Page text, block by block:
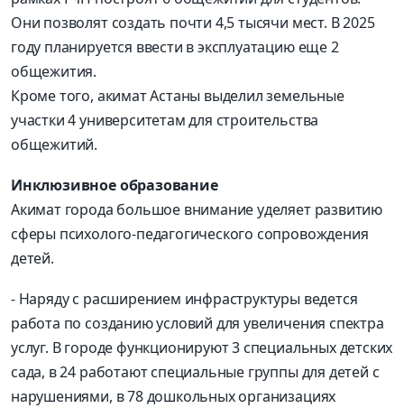
Они позволят создать почти 4,5 тысячи мест. В 2025
году планируется ввести в эксплуатацию еще 2
общежития.
Кроме того, акимат Астаны выделил земельные
участки 4 университетам для строительства
общежитий.
Инклюзивное образование
Акимат города большое внимание уделяет развитию
сферы психолого-педагогического сопровождения
детей.
- Наряду с расширением инфраструктуры ведется
работа по созданию условий для увеличения спектра
услуг. В городе функционируют 3 специальных детских
сада, в 24 работают специальные группы для детей с
нарушениями, в 78 дошкольных организациях